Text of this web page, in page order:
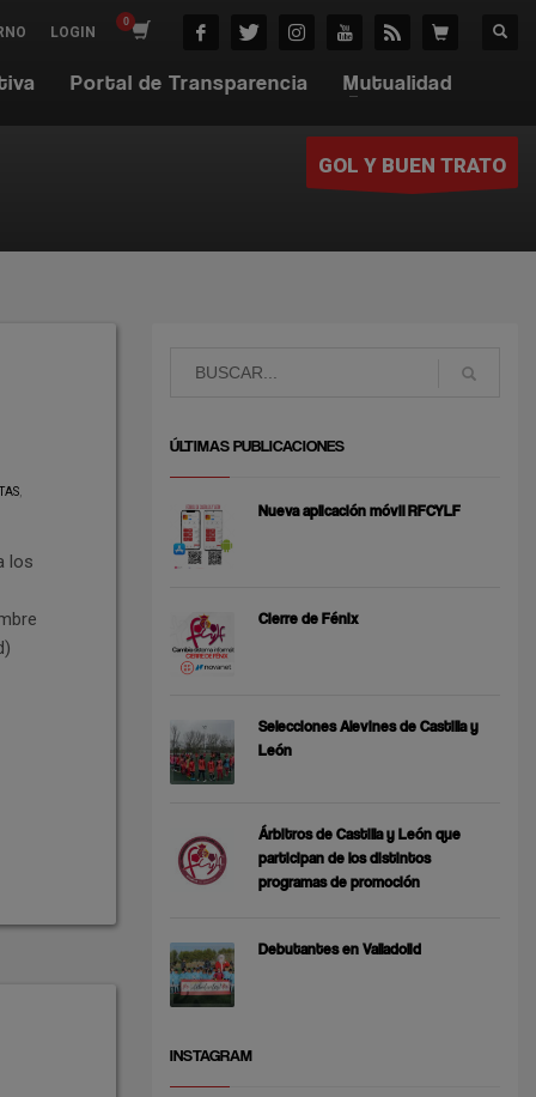
LOGIN
Portal de Transparencia
Mutualidad
GOL Y BUEN TRATO
los
ÚLTIMAS PUBLICACIONES
Nueva aplicación móvil RFCYLF
Cierre de Fénix
Selecciones Alevines de Castilla y
León
Árbitros de Castilla y León que
participan de los distintos
programas de promoción
Debutantes en Valladolid
INSTAGRAM